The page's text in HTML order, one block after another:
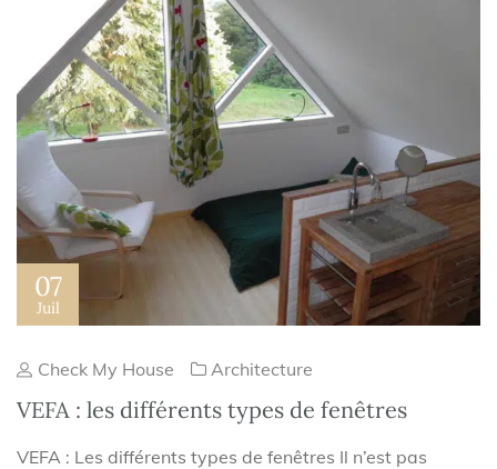
07
Juil
Check My House Architecture
VEFA : les différents types de fenêtres
VEFA : Les différents types de fenêtres Il n’est pas